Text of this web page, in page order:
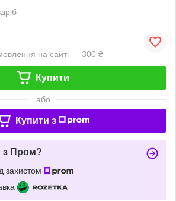
на сайті — 300 ₴
Купити
або
Купити з
з Пром?
захистом